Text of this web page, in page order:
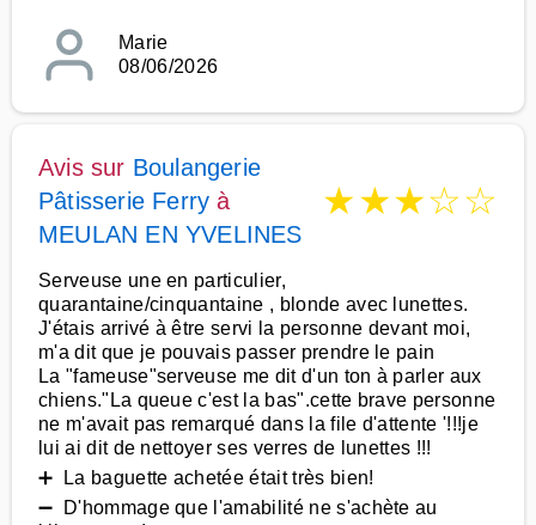
Marie
08/06/2026
Avis sur Boulangerie
Pâtisserie Ferry à
MEULAN EN YVELINES
★★★☆☆
Serveuse une en particulier,
quarantaine/cinquantaine , blonde avec lunettes.
J'étais arrivé à être servi la personne devant moi,
m'a dit que je pouvais passer prendre le pain
La "fameuse"serveuse me dit d'un ton à parler aux
chiens."La queue c'est la bas".cette brave personne
ne m'avait pas remarqué dans la file d'attente '!!!je
lui ai dit de nettoyer ses verres de lunettes !!!
➕ La baguette achetée était très bien!
➖ D'hommage que l'amabilité ne s'achète au